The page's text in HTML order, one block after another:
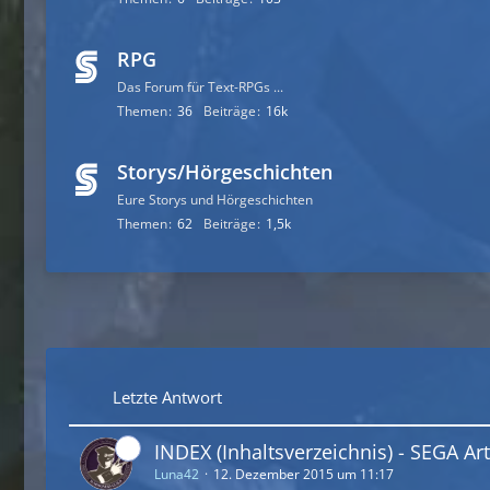
RPG
Das Forum für Text-RPGs ...
Themen 36 Beiträge 16k
Storys/Hörgeschichten
Eure Storys und Hörgeschichten
Themen 62 Beiträge 1,5k
Letzte Antwort
INDEX (Inhaltsverzeichnis) - SEGA
Luna42 12. Dezember 2015 um 11:17